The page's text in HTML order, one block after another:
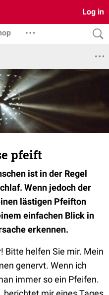
Log in
pfeift
ist in der Regel
Wenn jedoch der
lästigen Pfeifton
einfachen Blick in
erkennen.
Bitte helfen Sie mir. Mein
genervt. Wenn ich
immer so ein Pfeifen.